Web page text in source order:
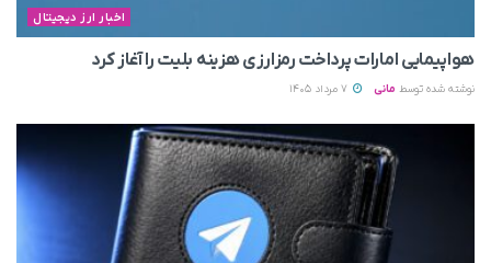
اخبار ارز دیجیتال
هواپیمایی امارات پرداخت رمزارزی هزینه بلیت را آغاز کرد
نوشته شده توسط مانی